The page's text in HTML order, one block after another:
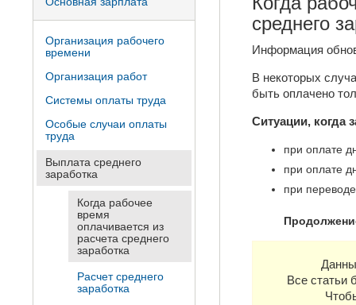
среднего
Информация
В некоторых
быть оплачено
Ситуации, когда
при оплате
при оплате
при
Все статьи
Организация рабочего
времени
Организация работ
Системы оплаты труда
Особые случаи оплаты
труда
Выплата среднего
заработка
Когда рабочее
время
оплачивается из
расчета среднего
заработка
Расчет среднего
заработка